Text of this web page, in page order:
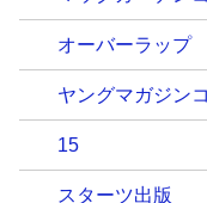
オーバーラップ
ヤングマガジン
15
スターツ出版